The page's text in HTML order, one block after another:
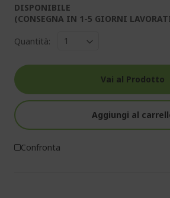
DISPONIBILE
(CONSEGNA IN 1-5 GIORNI
Quantità:
Vai al Prodotto
Aggiungi al
Confronta